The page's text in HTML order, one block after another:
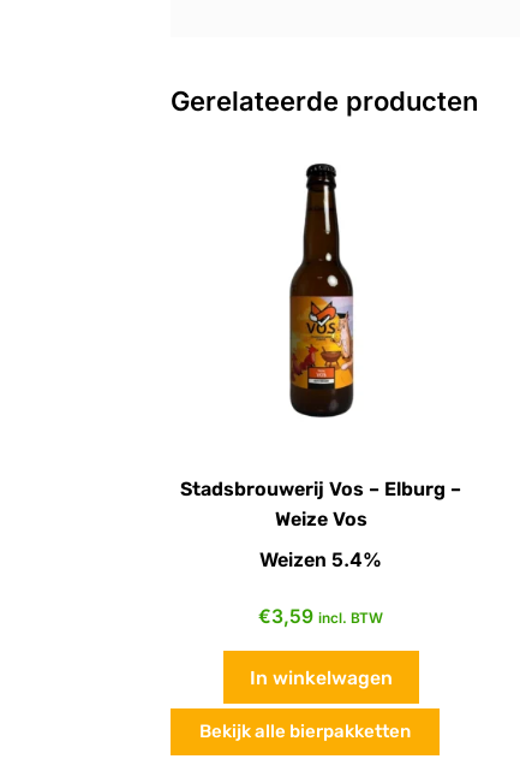
Gerelateerde producten
Stadsbrouwerij Vos – Elburg –
Weize Vos
Weizen 5.4%
€3,59 incl. BTW
In winkelwagen
Bekijk alle bierpakketten